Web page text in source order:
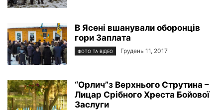
В Ясені вшанували оборонців
гори Заплата
ФОТО ТА ВІДЕО Грудень 11, 2017
“Орлич”з Верхнього Струтина –
Лицар Срібного Хреста Бойової
Заслуги